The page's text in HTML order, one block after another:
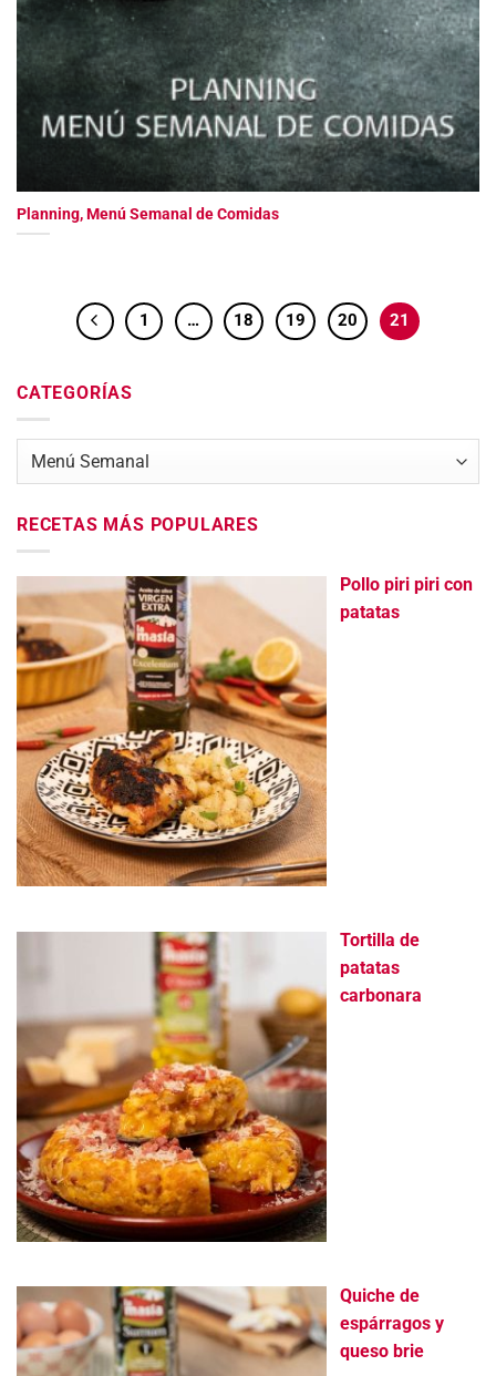
Planning, Menú Semanal de Comidas
1 … 18 19 20 21
CATEGORÍAS
Categorías
RECETAS MÁS POPULARES
Pollo piri piri con
patatas
Tortilla de
patatas
carbonara
Quiche de
espárragos y
queso brie